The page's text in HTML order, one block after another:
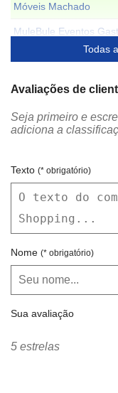
Móveis Machado
Oriente das Bolsas
Porto a Porto
Serginho
Toque e Sabor
Todas
Avaliações de
Seja primeiro e
adiciona a
Texto (* obrigatório)
Nome (* obrigatório)
Sua avaliação
5 estrelas